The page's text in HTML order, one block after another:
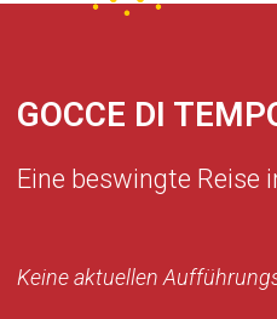
GOCCE DI
Eine beswingte Reise
Keine aktuellen